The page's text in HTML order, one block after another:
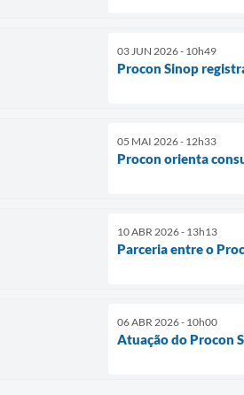
03 JUN 2026 - 10h49
Procon Sinop
05 MAI 2026 - 12h33
Procon orienta
10 ABR 2026 - 13h13
Parceria entre o
06 ABR 2026 - 10h00
Atuação do Procon